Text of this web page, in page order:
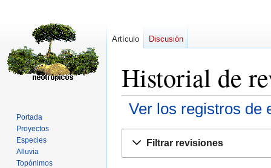
Historial de
Ver los registros de
Filtrar revisiones
Artículo Discusión
Portada
Proyectos
Especies
Alluvia
Topónimos